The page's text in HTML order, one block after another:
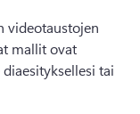
videotaustojen
mallit ovat
tai